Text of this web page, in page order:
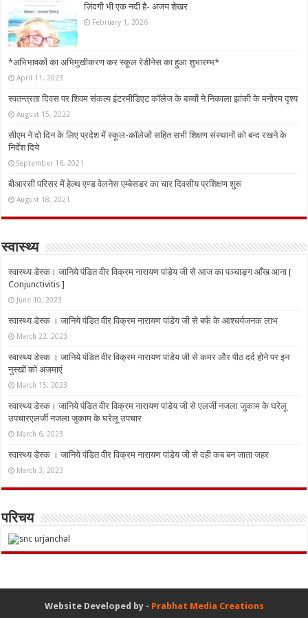
ज़िंदगी भी एक नदी है- अजय शेखर
February 1, 2026
*अभिभावकों का अभिमुखीकरण कर स्कूल रेडीनेस का हुआ शुभारम्भ*
April 11, 2023
स्वतन्त्रता दिवस पर शिवम संकल्प इंटरमीडिएट कॉलेज के बच्चों ने निकाला झांकी के मनोरम दृश्य
August 15, 2022
सीएम ने दो दिन के लिए प्रदेश में स्कूल-कॉलेजों सहित सभी शिक्षण संस्थानों को बन्द रखने के
निर्देश दिये
September 16, 2021
बीआरसी परिसर में हेल्थ एण्ड वेलनेस एम्बेसडर का चार दिवसीय प्रशिक्षण शुरू
August 18, 2021
स्वास्थ्य
स्वास्थ्य डेस्क। जानिये पंडित वीर विक्रम नारायण पांडेय जी से आज का पञ्चाङ्ग आँख आना [
Conjunctivitis ]
June 10, 2023
स्वास्थ्य डेस्क । जानिये पंडित वीर विक्रम नारायण पांडेय जी से बर्फ के आश्चर्यजनक लाभ
March 22, 2023
स्वास्थ्य डेस्क । जानिये पंडित वीर विक्रम नारायण पांडेय जी से कमर और पीठ दर्द होने पर इन
नुस्‍खों को अजमाएं
March 15, 2023
स्वास्थ्य डेस्क। जानिये पंडित वीर विक्रम नारायण पांडेय जी से एलर्जी नजला जुकाम के घरेलू
उपचारएलर्जी नजला जुकाम के घरेलू उपचार
March 6, 2023
स्वास्थ्य डेस्क । जानिये पंडित वीर विक्रम नारायण पांडेय जी से दही कब बन जाता जहर
March 3, 2023
परिचय
Website Developed by - Prabhat Media Creations